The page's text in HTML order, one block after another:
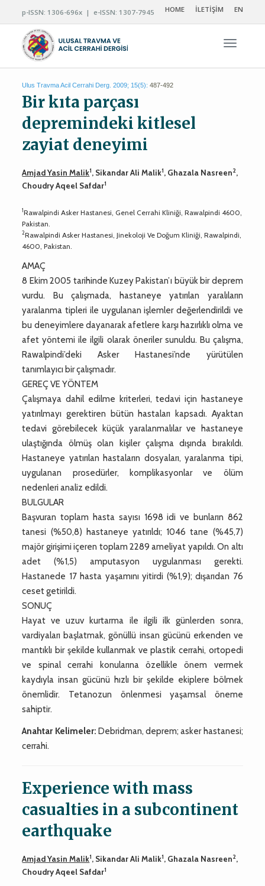
p-ISSN: 1306-696x | e-ISSN: 1307-7945 HOME İLETİŞİM EN
Ulus Travma Acil Cerrahi Derg. 2009; 15(5): 487-492
Bir kıta parçası
depremindeki kitlesel
zayiat deneyimi
Amjad Yasin Malik1, Sikandar Ali Malik1, Ghazala Nasreen2,
Choudry Aqeel Safdar1
1Rawalpindi Asker Hastanesi, Genel Cerrahi Kliniği, Rawalpindi 4600,
Pakistan.
2Rawalpindi Asker Hastanesi, Jinekoloji Ve Doğum Kliniği, Rawalpindi,
4600, Pakistan.
AMAÇ
8 Ekim 2005 tarihinde Kuzey Pakistan’ı büyük bir deprem
vurdu. Bu çalışmada, hastaneye yatırılan yaralıların
yaralanma tipleri ile uygulanan işlemler değerlendirildi ve
bu deneyimlere dayanarak afetlere karşı hazırlıklı olma ve
afet yöntemi ile ilgili olarak öneriler sunuldu. Bu çalışma,
Rawalpindi’deki Asker Hastanesi’nde yürütülen
tanımlayıcı bir çalışmadır.
GEREÇ VE YÖNTEM
Çalışmaya dahil edilme kriterleri, tedavi için hastaneye
yatırılmayı gerektiren bütün hastaları kapsadı. Ayaktan
tedavi görebilecek küçük yaralanmalılar ve hastaneye
ulaştığında ölmüş olan kişiler çalışma dışında bırakıldı.
Hastaneye yatırılan hastaların dosyaları, yaralanma tipi,
uygulanan prosedürler, komplikasyonlar ve ölüm
nedenleri analiz edildi.
BULGULAR
Başvuran toplam hasta sayısı 1698 idi ve bunların 862
tanesi (%50,8) hastaneye yatırıldı; 1046 tane (%45,7)
majör girişimi içeren toplam 2289 ameliyat yapıldı. On altı
adet (%1,5) amputasyon uygulanması gerekti.
Hastanede 17 hasta yaşamını yitirdi (%1,9); dışarıdan 76
ceset getirildi.
SONUÇ
Hayat ve uzuv kurtarma ile ilgili ilk günlerden sonra,
vardiyaları başlatmak, gönüllü insan gücünü erkenden ve
mantıklı bir şekilde kullanmak ve plastik cerrahi, ortopedi
ve spinal cerrahi konularına özellikle önem vermek
kaydıyla insan gücünü hızlı bir şekilde ekiplere bölmek
önemlidir. Tetanozun önlenmesi yaşamsal öneme
sahiptir.
Anahtar Kelimeler: Debridman, deprem; asker hastanesi;
cerrahi.
Experience with mass
casualties in a subcontinent
earthquake
Amjad Yasin Malik1, Sikandar Ali Malik1, Ghazala Nasreen2,
Choudry Aqeel Safdar1